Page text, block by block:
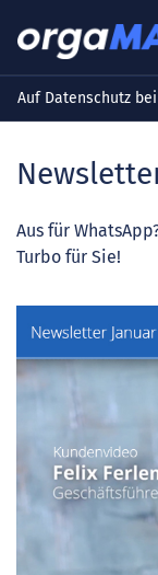
Auf Datenschutz
Aus für
Turbo für Sie!